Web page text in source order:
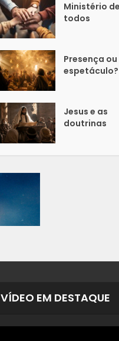
Ministério de
todos
Presença ou
espetáculo?
Jesus e as
doutrinas
VÍDEO EM DESTAQUE